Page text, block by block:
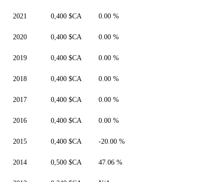
2021 0,400 $CA 0.00 %
2020 0,400 $CA 0.00 %
2019 0,400 $CA 0.00 %
2018 0,400 $CA 0.00 %
2017 0,400 $CA 0.00 %
2016 0,400 $CA 0.00 %
2015 0,400 $CA -20.00 %
2014 0,500 $CA 47.06 %